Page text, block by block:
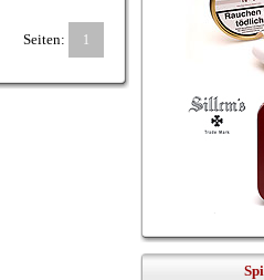
Seiten: 1